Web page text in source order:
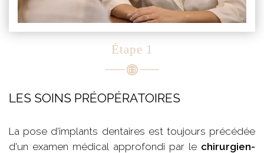
Étape 1
LES SOINS PRÉOPÉRATOIRES
La pose d'implants dentaires est toujours précédée
d'un examen médical approfondi par le chirurgien-